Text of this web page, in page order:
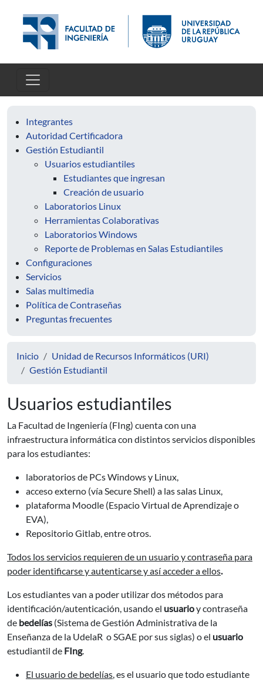
Integrantes
Autoridad Certificadora
Gestión Estudiantil
Usuarios estudiantiles
Estudiantes que ingresan
Creación de usuario
Laboratorios Linux
Herramientas Colaborativas
Laboratorios Windows
Reporte de Problemas en Salas Estudiantiles
Configuraciones
Servicios
Salas multimedia
Política de Contraseñas
Preguntas frecuentes
Inicio
Unidad de Recursos Informáticos (URI)
Gestión Estudiantil
Usuarios estudiantiles
La Facultad de Ingeniería (FIng) cuenta con una
infraestructura informática con distintos servicios disponibles
para los estudiantes:
laboratorios de PCs Windows y Linux,
acceso externo (vía Secure Shell) a las salas Linux,
plataforma Moodle (Espacio Virtual de Aprendizaje o
EVA),
Repositorio Gitlab, entre otros.
Todos los servicios requieren de un usuario y contraseña para
poder identificarse y autenticarse y así acceder a ellos.
Los estudiantes van a poder utilizar dos métodos para
identificación/autenticación, usando el usuarioy contraseña
de bedelías (Sistema de Gestión Administrativa de la
Enseñanza de la UdelaR o SGAE por sus siglas) o el usuario
estudiantil de FIng.
El usuariode bedelías, es el usuario que todo estudiante